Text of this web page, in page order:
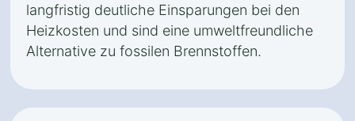
langfristig deutliche Einsparungen bei den
Heizkosten und sind eine umweltfreundliche
Alternative zu fossilen Brennstoffen.